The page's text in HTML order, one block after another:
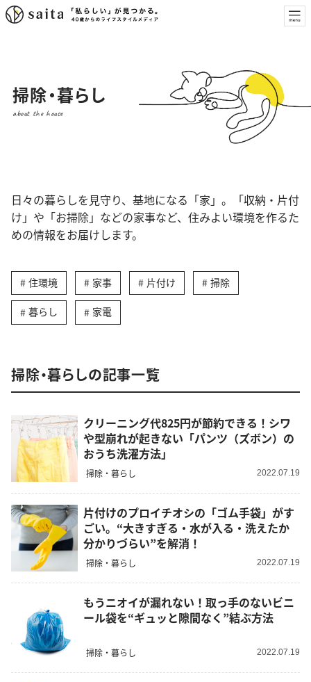
掃除・暮らし
about the house
日々の暮らしを見守り、基地になる「家」。「収納・片付
け」や「お掃除」などの家事など、住みよい環境を作るた
めの情報をお届けします。
住環境 家事 片付け 掃除
暮らし 家電
掃除・暮らしの記事一覧
クリーニング代825円が節約できる！シワ
や型崩れが起きない「パンツ（ズボン）の
おうち洗濯方法」
掃除・暮らし 2022.07.19
片付けのプロイチオシの「ゴム手袋」がす
ごい。“大きすぎる・水が入る・洗えたか
分かりづらい”を解消！
掃除・暮らし 2022.07.19
もうニオイが漏れない！取っ手のないビニ
ール袋を“ギュッと隙間なく”結ぶ方法
掃除・暮らし 2022.07.19